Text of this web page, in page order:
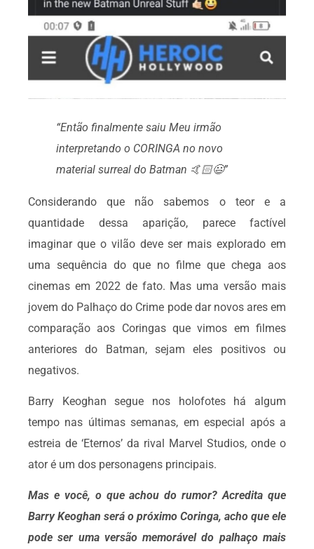
“Então finalmente saiu Meu irmão
interpretando o CORINGA no novo
material surreal do Batman 🤙🏻😃”
Considerando que não sabemos o teor e a
quantidade dessa aparição, parece factível
imaginar que o vilão deve ser mais explorado em
uma sequência do que no filme que chega aos
cinemas em 2022 de fato. Mas uma versão mais
jovem do Palhaço do Crime pode dar novos ares em
comparação aos Coringas que vimos em filmes
anteriores do Batman, sejam eles positivos ou
negativos.
Barry Keoghan segue nos holofotes há algum
tempo nas últimas semanas, em especial após a
estreia de ‘Eternos’ da rival Marvel Studios, onde o
ator é um dos personagens principais.
Mas e você, o que achou do rumor? Acredita que
Barry Keoghan será o próximo Coringa, acho que ele
pode ser uma versão memorável do palhaço mais